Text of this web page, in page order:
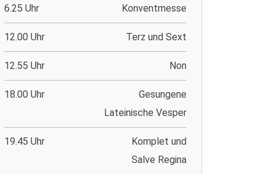
6.25 Uhr Konventmesse
12.00 Uhr Terz und Sext
12.55 Uhr Non
18.00 Uhr
Gesungene
Lateinische Vesper
19.45 Uhr
Komplet und
Salve Regina